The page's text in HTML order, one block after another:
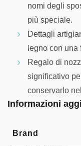
nomi degli
più speciale.
Dettagli
legno con
Regalo di
significativo
conservarlo
Informazioni
Brand